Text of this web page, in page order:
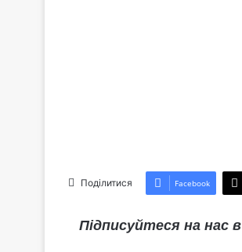
Поділитися Facebook
Підписуйтеся на нас в